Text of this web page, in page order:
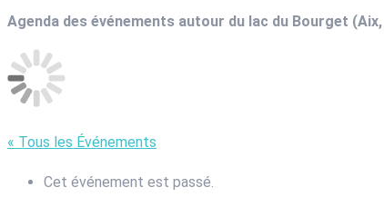
Agenda des événements autour du lac du Bourget
« Tous les Événements
Cet événement est passé.